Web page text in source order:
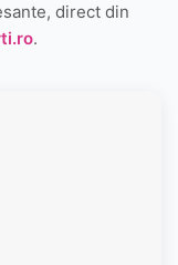
direct din
.